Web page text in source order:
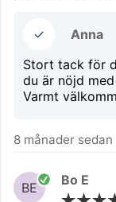
✓
Anna
Stort tack för
du är nöjd
Varmt
8 månader sedan
BE Bo E